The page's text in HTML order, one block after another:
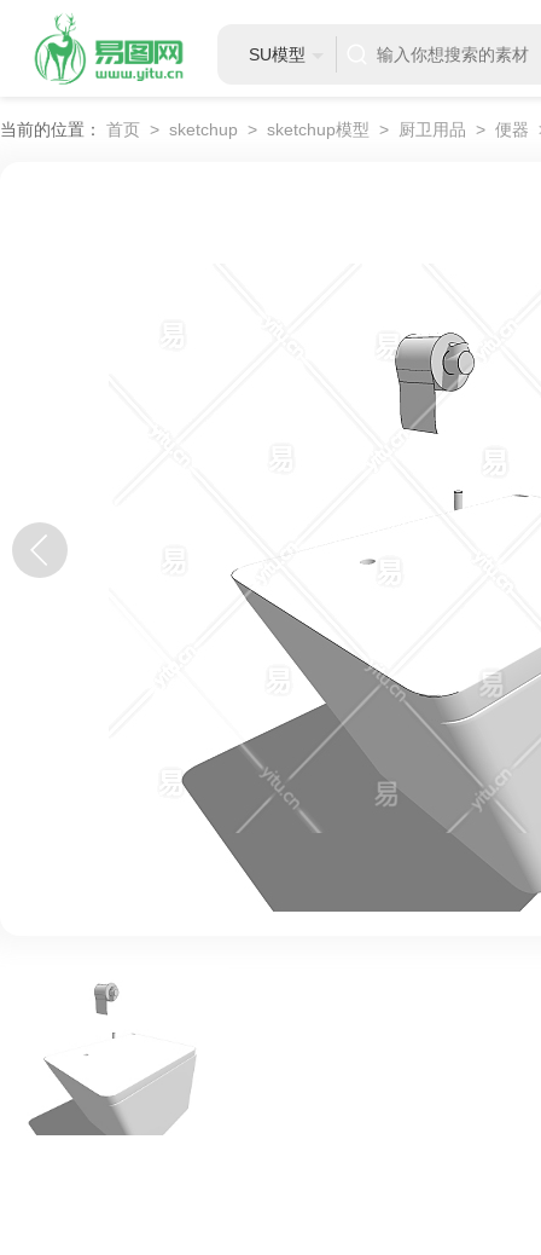
SU模型
当前的位置： 首页 > sketchup > sketchup模型 > 厨卫用品 > 便器